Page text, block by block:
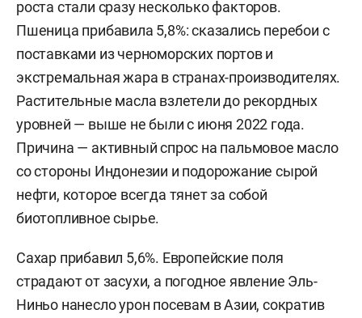
роста стали сразу несколько факторов.
Пшеница прибавила 5,8%: сказались перебои с
поставками из черноморских портов и
экстремальная жара в странах-производителях.
Растительные масла взлетели до рекордных
уровней — выше не были с июня 2022 года.
Причина — активный спрос на пальмовое масло
со стороны Индонезии и подорожание сырой
нефти, которое всегда тянет за собой
биотопливное сырье.
Сахар прибавил 5,6%. Европейские поля
страдают от засухи, а погодное явление Эль-
Ниньо нанесло урон посевам в Азии, сократив